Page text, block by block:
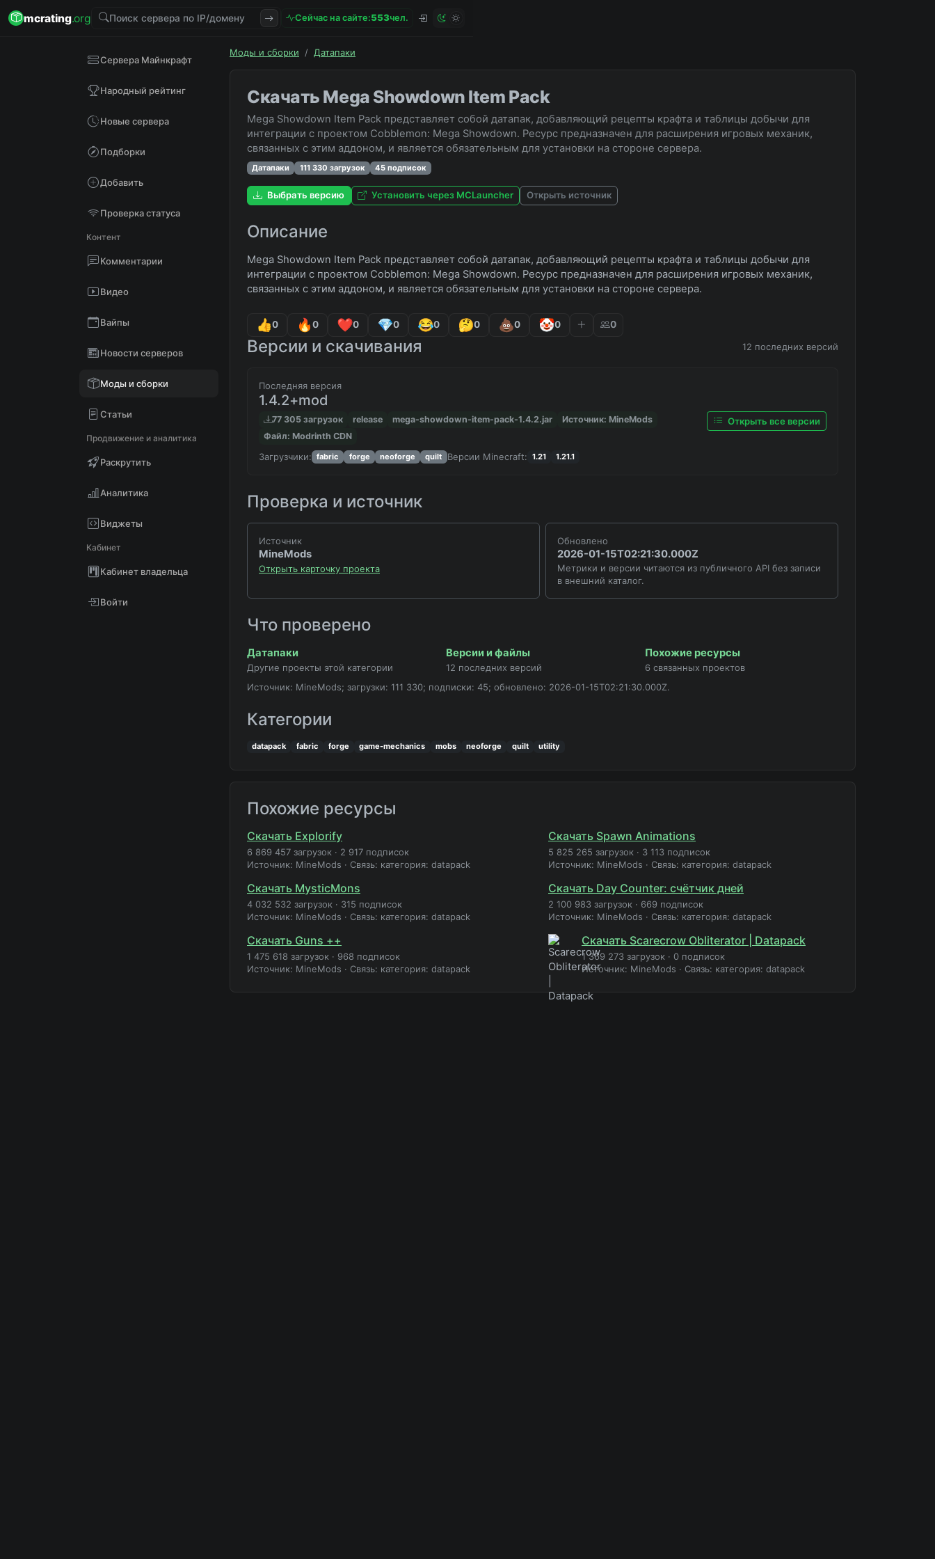
mcrating.org Сейчас на сайте:553чел.
Сервера Майнкрафт
Народный рейтинг
Новые сервера
Подборки
Добавить
Проверка статуса
Контент
Комментарии
Видео
Вайпы
Новости серверов
Моды и сборки
Статьи
Продвижение и аналитика
Раскрутить
Аналитика
Виджеты
Кабинет
Кабинет владельца
Войти
Моды и сборки / Датапаки
Скачать Mega Showdown Item Pack
Mega Showdown Item Pack представляет собой датапак, добавляющий рецепты крафта и таблицы добычи для
интеграции с проектом Cobblemon: Mega Showdown. Ресурс предназначен для расширения игровых механик,
связанных с этим аддоном, и является обязательным для установки на стороне сервера.
Датапаки 111 330 загрузок 45 подписок
Выбрать версию Установить через MCLauncher Открыть источник
Описание
Mega Showdown Item Pack представляет собой датапак, добавляющий рецепты крафта и таблицы добычи для
интеграции с проектом Cobblemon: Mega Showdown. Ресурс предназначен для расширения игровых механик,
связанных с этим аддоном, и является обязательным для установки на стороне сервера.
0 0 0 0 0 0 0 0 0
Версии и скачивания 12 последних версий
Последняя версия
1.4.2+mod
77 305 загрузок release mega-showdown-item-pack-1.4.2.jar
Источник: MineMods
Файл: Modrinth CDN
Загрузчики: fabric forge neoforge quilt Версии Minecraft: 1.21 1.21.1
Открыть все версии
Проверка и источник
Источник
MineMods
Открыть карточку проекта
Обновлено
2026-01-15T02:21:30.000Z
Метрики и версии читаются из публичного API без записи
в внешний каталог.
Что проверено
Датапаки
Другие проекты этой категории
Версии и файлы
12 последних версий
Похожие ресурсы
6 связанных проектов
Источник: MineMods; загрузки: 111 330; подписки: 45; обновлено: 2026-01-15T02:21:30.000Z.
Категории
datapack fabric forge game-mechanics mobs neoforge quilt utility
Похожие ресурсы
Скачать Explorify
6 869 457 загрузок · 2 917 подписок
Источник: MineMods · Связь: категория: datapack
Скачать Spawn Animations
5 825 265 загрузок · 3 113 подписок
Источник: MineMods · Связь: категория: datapack
Скачать MysticMons
4 032 532 загрузок · 315 подписок
Источник: MineMods · Связь: категория: datapack
Скачать Day Counter: счётчик дней
2 100 983 загрузок · 669 подписок
Источник: MineMods · Связь: категория: datapack
Скачать Guns ++
1 475 618 загрузок · 968 подписок
Источник: MineMods · Связь: категория: datapack
Скачать Scarecrow Obliterator | Datapack
1 369 273 загрузок · 0 подписок
Источник: MineMods · Связь: категория: datapack